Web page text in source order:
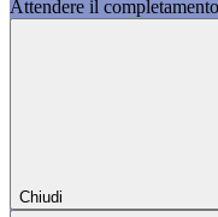
Attendere il
Chiudi